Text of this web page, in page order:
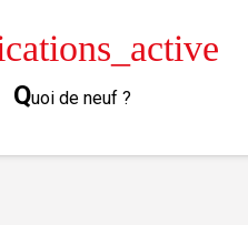
Quoi de neuf ?